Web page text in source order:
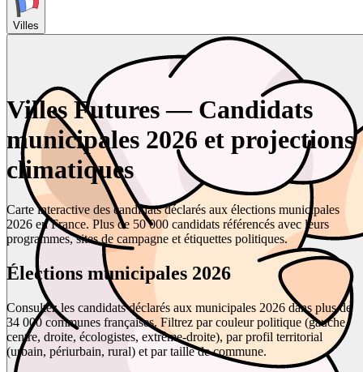
Villes
Villes Futures — Candidats
municipales 2026 et projections
climatiques
Carte interactive des candidats déclarés aux élections municipales
2026 en France. Plus de 50 000 candidats référencés avec leurs
programmes, sites de campagne et étiquettes politiques.
Élections municipales 2026
Consultez les candidats déclarés aux municipales 2026 dans plus de
34 000 communes françaises. Filtrez par couleur politique (gauche,
centre, droite, écologistes, extrême-droite), par profil territorial
(urbain, périurbain, rural) et par taille de commune.